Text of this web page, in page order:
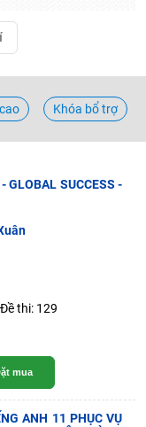
Khóa bổ trợ
GLOBAL SUCCESS -
Đề thi: 129
mua
ANH 11 PHỤC VỤ